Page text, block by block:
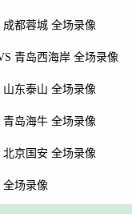
成都蓉城 全场录像
青岛西海岸 全场录像
山东泰山 全场录像
青岛海牛 全场录像
北京国安 全场录像
全场录像